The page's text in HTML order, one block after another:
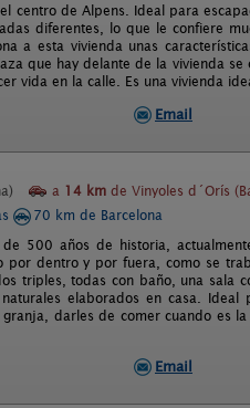
centro de Alpens. Ideal para
diferentes, lo que le confiere
a esta vivienda unas
que hay delante de la vivienda
vida en la calle. Es una vivienda
Email
a 14 km de Vinyoles d´Orís
70 km de Barcelona
500 años de historia,
por dentro y por fuera, como se
triples, todas con baño, una sala
elaborados en casa.
darles de comer cuando es
Email